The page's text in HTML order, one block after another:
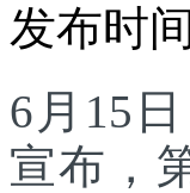
发布时
6月15
宣布，